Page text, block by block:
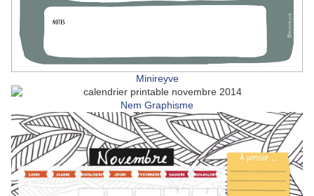
Minireyve
Nem Graphisme